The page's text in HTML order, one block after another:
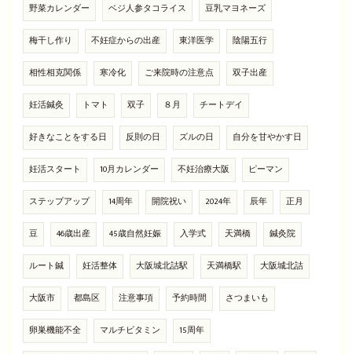
野菜カレンダー ベジ人参タコライス 豆乳マヨネーズ
梅干し作り 不妊症からの出産 東洋医学 陰陽五行
相性相克関係 寒冷化 ご来院時の注意点 双子出産
妊活鍼灸 トマト 双子 ８月 チートデイ
好きなことをする日 反則の日 ズルの日 自分を甘やかす日
妊活スタート 10月カレンダー 不妊治療大阪 ピーマン
ステップアップ 14周年 開院祝い 2024年 辰年 正月
豆 46歳出産 45歳自然妊娠 入学式 天満橋 鍼灸院
ルート鍼 妊活整体 大阪城北詰駅 天満橋駅 大阪城北詰
大阪市 都島区 注意事項 予約時間 さつまいも
卵巣機能不全 マルチビタミン 15周年